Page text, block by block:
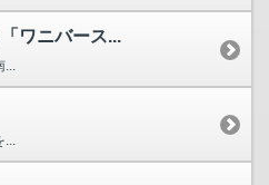
ワニバース...
...